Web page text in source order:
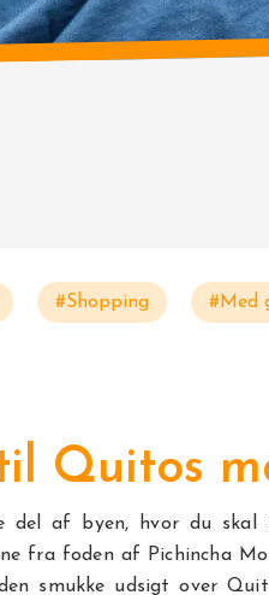
#Shopping #Med
Quitos
del af byen, hvor du skal
fra foden af Pichincha
smukke udsigt over